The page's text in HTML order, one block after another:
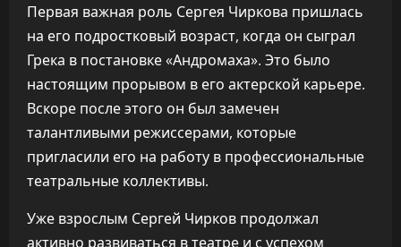
Первая важная роль Сергея Чиркова пришлась
на его подростковый возраст, когда он сыграл
Грека в постановке «Андромаха». Это было
настоящим прорывом в его актерской карьере.
Вскоре после этого он был замечен
талантливыми режиссерами, которые
пригласили его на работу в профессиональные
театральные коллективы.
Уже взрослым Сергей Чирков продолжал
активно развиваться в театре и с успехом